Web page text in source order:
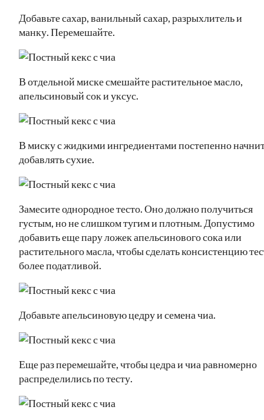
Добавьте сахар, ванильный сахар, разрыхлитель и
манку. Перемешайте.
В отдельной миске смешайте растительное масло,
апельсиновый сок и уксус.
В миску с жидкими ингредиентами постепенно
добавлять сухие.
Замесите однородное тесто. Оно должно получиться
густым, но не слишком тугим и плотным. Допустимо
добавить еще пару ложек апельсинового сока или
растительного масла, чтобы сделать консистенцию
более податливой.
Добавьте апельсиновую цедру и семена чиа.
Еще раз перемешайте, чтобы цедра и чиа равномерно
распределились по тесту.